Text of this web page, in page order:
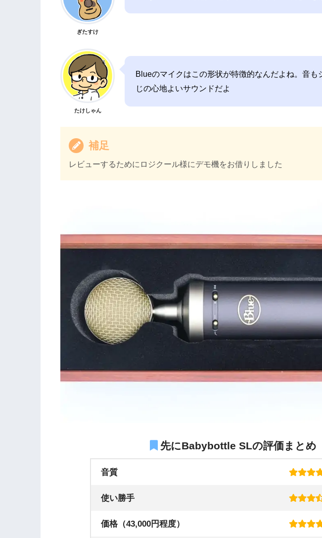
ぎたすけ
たけしゃん
Blueのマイクはこの形状が特徴的なんだよね。音も
じの心地よいサウンドだよ
補足
レビューするためにロジクール様にデモ機をお借りしました
先にBabybottle SLの評価まとめ
音質
使い勝手
価格（43,000円程度）